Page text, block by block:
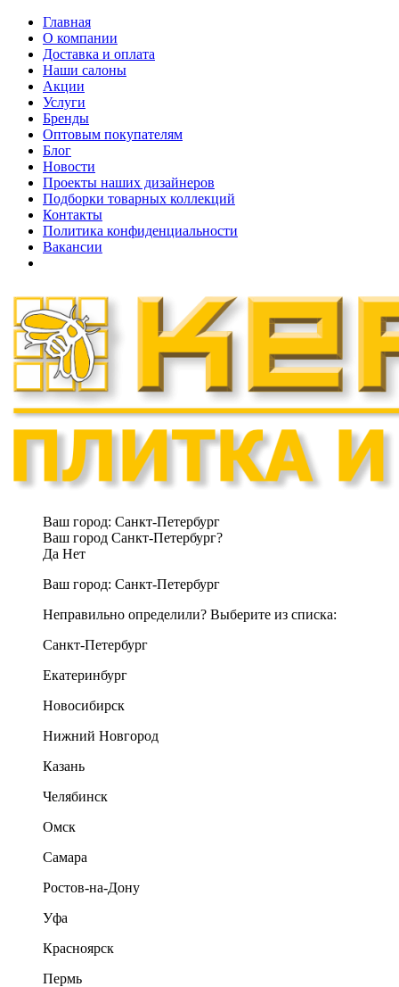
Главная
О компании
Доставка и оплата
Наши cалоны
Акции
Услуги
Бренды
Оптовым покупателям
Блог
Новости
Проекты наших дизайнеров
Подборки товарных коллекций
Контакты
Политика конфиденциальности
Вакансии
Ваш город: Санкт-Петербург
Ваш город Санкт-Петербург?
Да Нет
Ваш город: Санкт-Петербург
Неправильно определили? Выберите из списка:
Санкт-Петербург
Екатеринбург
Новосибирск
Нижний Новгород
Казань
Челябинск
Омск
Самара
Ростов-на-Дону
Уфа
Красноярск
Пермь